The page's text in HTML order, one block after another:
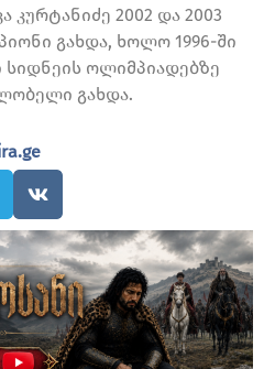
კურტანიძე 2002 და 2003
გახდა, ხოლო 1996-ში
სიდნეის ოლიმპიადებზე
გახდა.